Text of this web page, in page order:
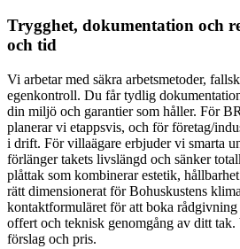
Trygghet, dokumentation och
och tid
Vi arbetar med säkra arbetsmetoder,
egenkontroll. Du får tydlig
din miljö och garantier som håller. För
planerar vi etappsvis, och för företag/
i drift. För villaägare erbjuder vi smarta
förlänger takets livslängd och sänker
plåttak som kombinerar estetik,
rätt dimensionerat för Bohuskustens
kontaktformuläret för att boka
offert och teknisk genomgång av ditt tak.
förslag och pris.